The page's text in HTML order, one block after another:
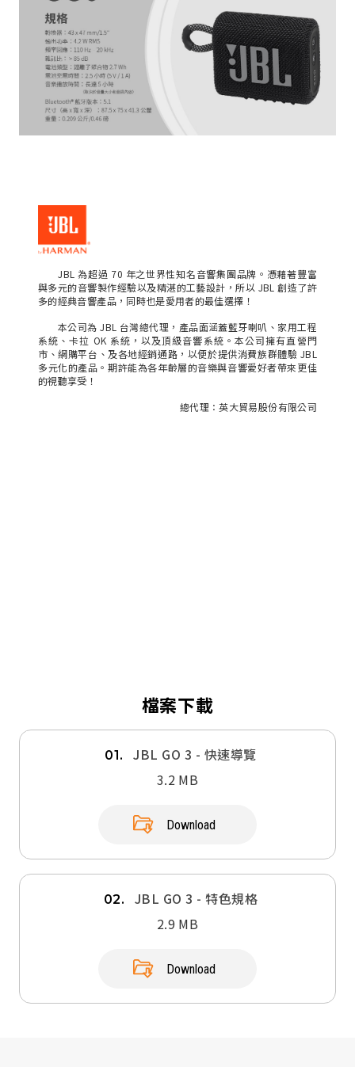
JBL 為超過 70 年之世界性知名音響集團品牌。憑藉著豐富
與多元的音響製作經驗以及精湛的工藝設計，所以 JBL 創造了許
多的經典音響產品，同時也是愛用者的最佳選擇！
本公司為 JBL 台灣總代理，產品面涵蓋藍牙喇叭、家用工程
系統、卡拉 OK 系統，以及頂級音響系統。本公司擁有直營門
市、網購平台、及各地經銷通路，以便於提供消費族群體驗 JBL
多元化的產品。期許能為各年齡層的音樂與音響愛好者帶來更佳
的視聽享受！
總代理：英大貿易股份有限公司
檔案下載
01.
JBL GO 3 - 快速導覽
3.2 MB
Download
02.
JBL GO 3 - 特色規格
2.9 MB
Download